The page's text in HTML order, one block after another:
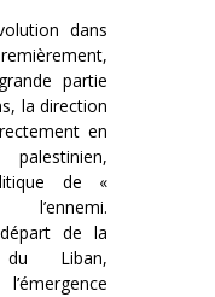
dans
partie
la direction
en
de «
de la
Liban,